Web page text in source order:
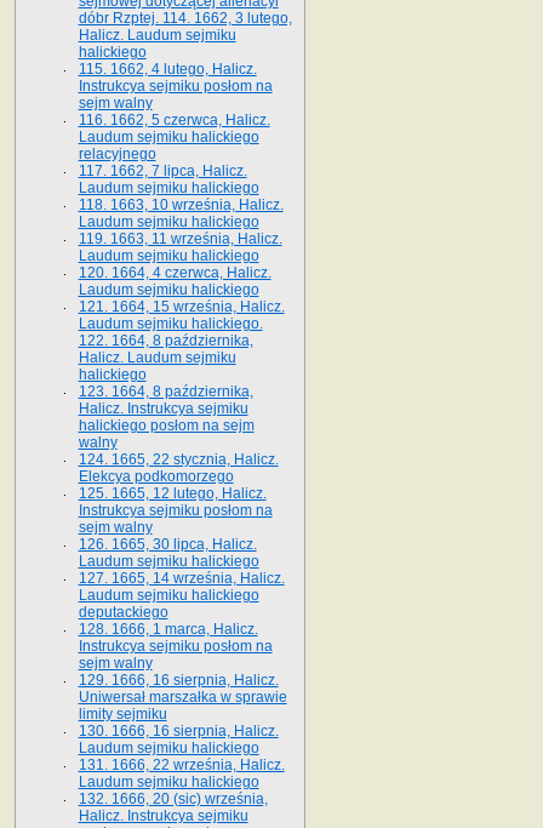
dóbr Rzptej. 114. 1662, 3 lutego,
Halicz. Laudum sejmiku
halickiego
115. 1662, 4 lutego, Halicz.
Instrukcya sejmiku posłom na
sejm walny
116. 1662, 5 czerwca, Halicz.
Laudum sejmiku halickiego
relacyjnego
117. 1662, 7 lipca, Halicz.
Laudum sejmiku halickiego
118. 1663, 10 września, Halicz.
Laudum sejmiku halickiego
119. 1663, 11 września, Halicz.
Laudum sejmiku halickiego
120. 1664, 4 czerwca, Halicz.
Laudum sejmiku halickiego
121. 1664, 15 września, Halicz.
Laudum sejmiku halickiego.
122. 1664, 8 października,
Halicz. Laudum sejmiku
halickiego
123. 1664, 8 października,
Halicz. Instrukcya sejmiku
halickiego posłom na sejm
walny
124. 1665, 22 stycznia, Halicz.
Elekcya podkomorzego
125. 1665, 12 lutego, Halicz.
Instrukcya sejmiku posłom na
sejm walny
126. 1665, 30 lipca, Halicz.
Laudum sejmiku halickiego
127. 1665, 14 września, Halicz.
Laudum sejmiku halickiego
deputackiego
128. 1666, 1 marca, Halicz.
Instrukcya sejmiku posłom na
sejm walny
129. 1666, 16 sierpnia, Halicz.
Uniwersał marszałka w sprawie
limity sejmiku
130. 1666, 16 sierpnia, Halicz.
Laudum sejmiku halickiego
131. 1666, 22 września, Halicz.
Laudum sejmiku halickiego
132. 1666, 20 (sic) września,
Halicz. Instrukcya sejmiku